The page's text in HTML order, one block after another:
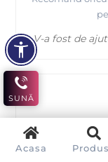
Acasa
V-a fost de
SUNĂ